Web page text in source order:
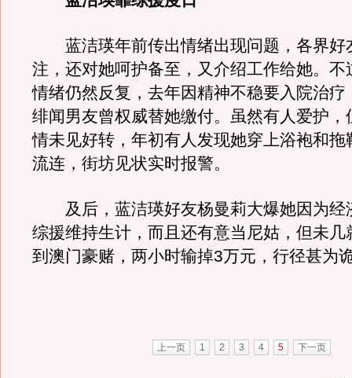
蓝洁瑛年前传出情绪出现问题，各界好
注，还对她呵护备至，又介绍工作给她。不
情绪仍然反复，去年因精神不稳要入院治疗
绯闻男友曾权威替她缴付。虽然有人爱护，
情未见好转，年初有人发现她穿上浴袍和拖
流连，街坊见状实时报警。
及后，蓝洁瑛好友杨曼莉大爆她因为经
综援维持生计，而且还有意当尼姑，但未几
到澳门豪赌，两小时输掉3万元，行径甚为
上一页 1 2 3 4 5 下一页